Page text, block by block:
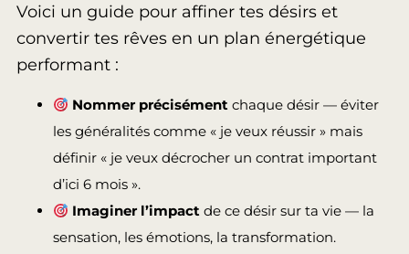
Voici un guide pour affiner tes désirs et
convertir tes rêves en un plan énergétique
performant :
Nommer précisémentchaque désir — éviter
les généralités comme « je veux réussir » mais
définir « je veux décrocher un contrat important
d’ici 6 mois ».
Imaginer l’impactde ce désir sur ta vie — la
sensation, les émotions, la transformation.